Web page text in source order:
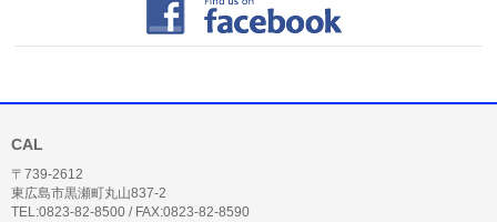
CAL
〒739-2612
東広島市黒瀬町丸山837-2
TEL:0823-82-8500 / FAX:0823-82-8590